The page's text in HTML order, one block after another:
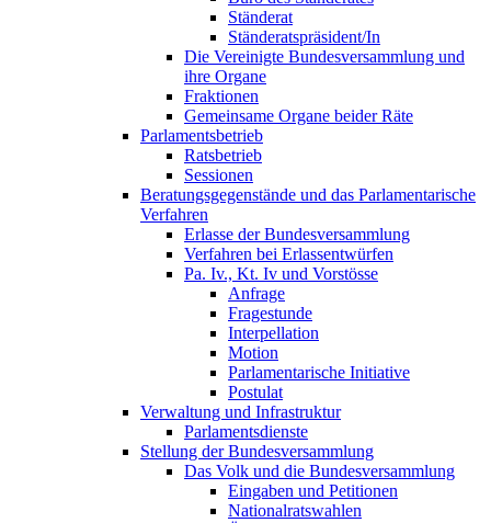
Ständerat
Ständeratspräsident/In
Die Vereinigte Bundesversammlung und
ihre Organe
Fraktionen
Gemeinsame Organe beider Räte
Parlamentsbetrieb
Ratsbetrieb
Sessionen
Beratungsgegenstände und das Parlamentarische
Verfahren
Erlasse der Bundesversammlung
Verfahren bei Erlassentwürfen
Pa. Iv., Kt. Iv und Vorstösse
Anfrage
Fragestunde
Interpellation
Motion
Parlamentarische Initiative
Postulat
Verwaltung und Infrastruktur
Parlamentsdienste
Stellung der Bundesversammlung
Das Volk und die Bundesversammlung
Eingaben und Petitionen
Nationalratswahlen